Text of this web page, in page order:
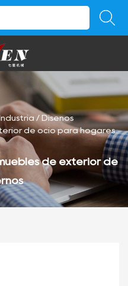
/ Diseños
de ocio para hogares
de exterior de